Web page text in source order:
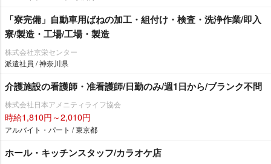
「寮完備」自動車用ばねの加工・組付け・検査・洗浄作業/即入
寮/製造・工場/工場・製造
株式会社京栄センター
派遣社員 / 神奈川県
介護施設の看護師・准看護師/日勤のみ/週1日から/ブランク不問
株式会社日本アメニティライフ協会
時給1,810円～2,010円
アルバイト・パート / 東京都
ホール・キッチンスタッフ/カラオケ店